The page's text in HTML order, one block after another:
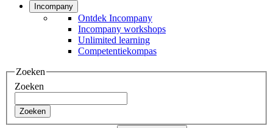
Incompany
Ontdek Incompany
Incompany workshops
Unlimited learning
Competentiekompas
Zoeken
Zoeken
Zoeken